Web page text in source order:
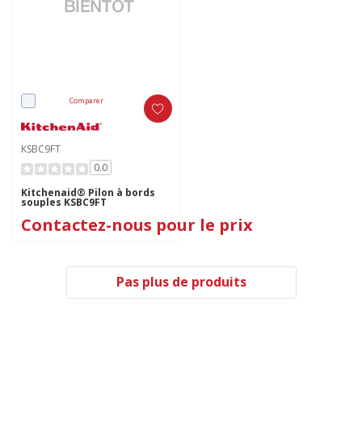
Comparer
KSBC9FT
0.0
Kitchenaid® Pilon à bords
souples KSBC9FT
Contactez-nous pour le prix
Pas plus de produits